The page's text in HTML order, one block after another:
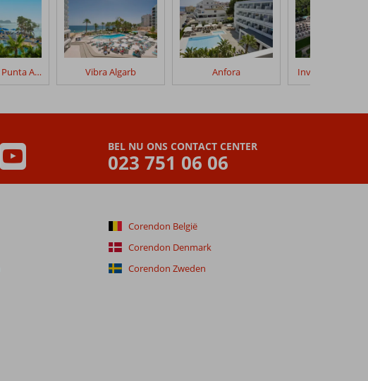
Fergus Style Punta Arabi Vibra Algarb Anfora Invisa Figueral
BEL NU ONS CONTACT CENTER
023 751 06 06
Corendon België
Corendon Denmark
Corendon Zweden